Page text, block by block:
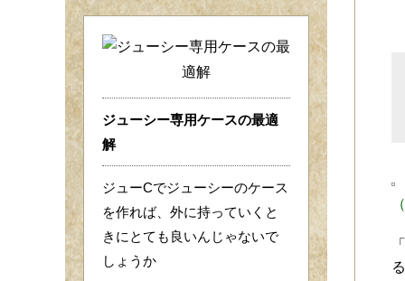
ジューシー専用ケースの最適
解
ジューCでジューシーのケース
を作れば、外に持っていくと
きにとても良いんじゃないで
しょうか